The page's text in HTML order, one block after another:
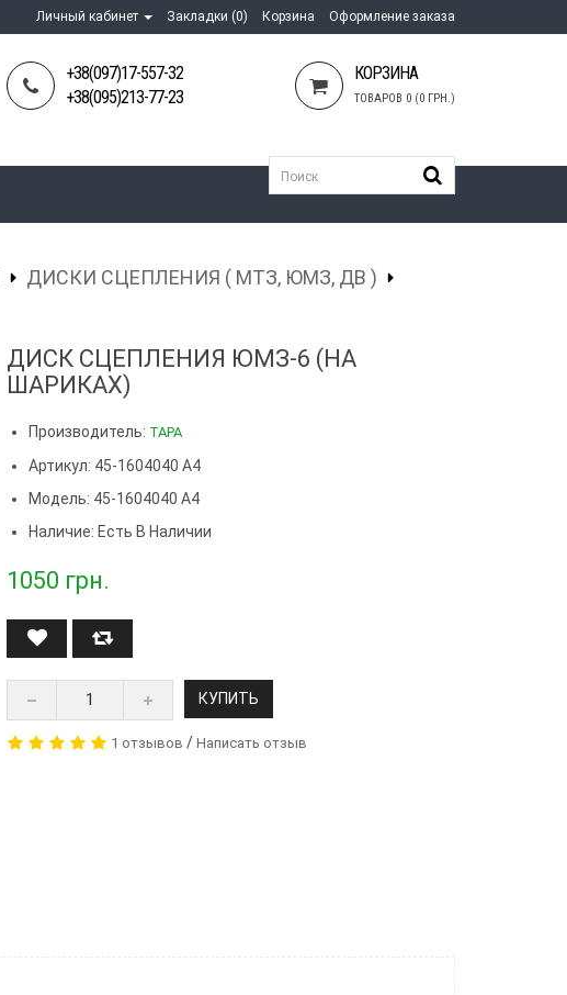
Личный кабинет Закладки (0) Корзина Оформление заказа
+38(097)17-557-32
+38(095)213-77-23
КОРЗИНА
ТОВАРОВ 0 (0 ГРН.)
ДИСКИ СЦЕПЛЕНИЯ ( МТЗ, ЮМЗ, ДВ )
ДИСК СЦЕПЛЕНИЯ ЮМЗ-6 (НА
ШАРИКАХ)
Производитель: ТАРА
Артикул: 45-1604040 А4
Модель: 45-1604040 А4
Наличие: Есть В Наличии
1050 грн.
КУПИТЬ
1 отзывов /Написать отзыв